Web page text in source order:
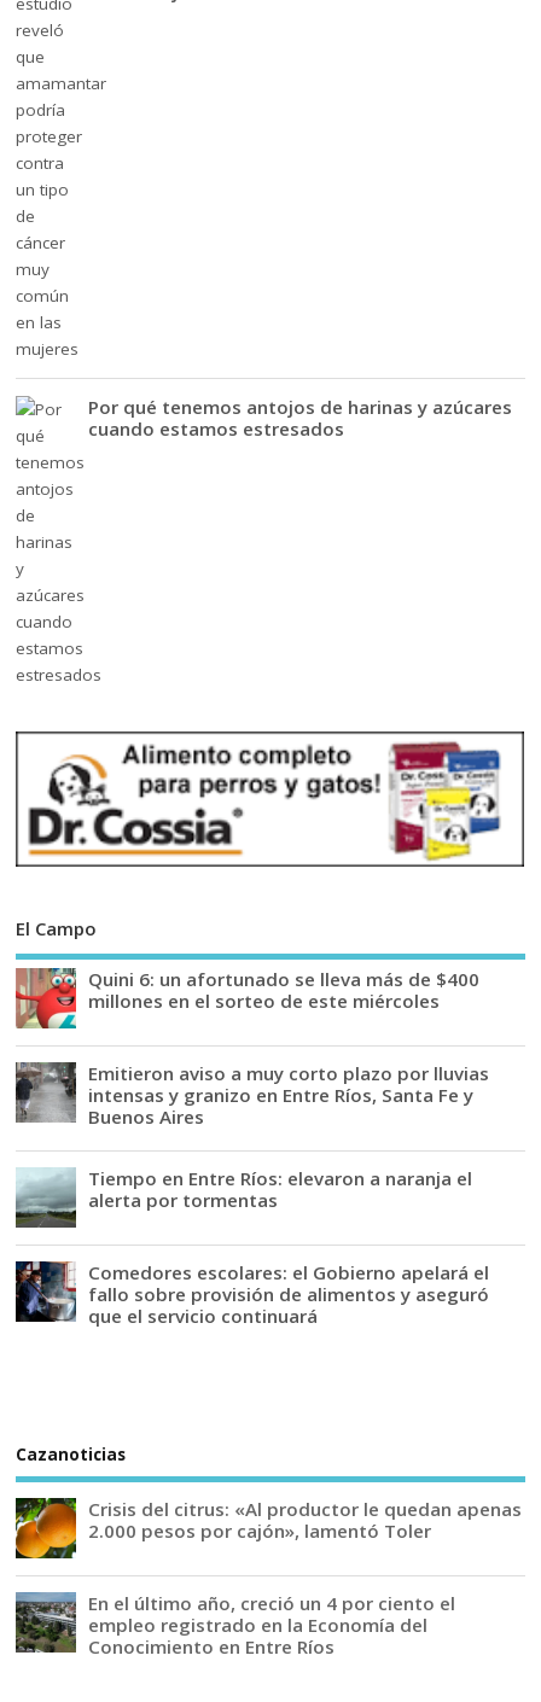
Por qué tenemos antojos de harinas y azúcares
cuando estamos estresados
El Campo
Quini 6: un afortunado se lleva más de $400
millones en el sorteo de este miércoles
Emitieron aviso a muy corto plazo por lluvias
intensas y granizo en Entre Ríos, Santa Fe y
Buenos Aires
Tiempo en Entre Ríos: elevaron a naranja el
alerta por tormentas
Comedores escolares: el Gobierno apelará el
fallo sobre provisión de alimentos y aseguró
que el servicio continuará
Cazanoticias
Crisis del citrus: «Al productor le quedan apenas
2.000 pesos por cajón», lamentó Toler
En el último año, creció un 4 por ciento el
empleo registrado en la Economía del
Conocimiento en Entre Ríos